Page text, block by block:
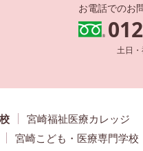
お電話でのお
土日
宮崎福祉医療カレッジ
宮崎こども・医療専門学校